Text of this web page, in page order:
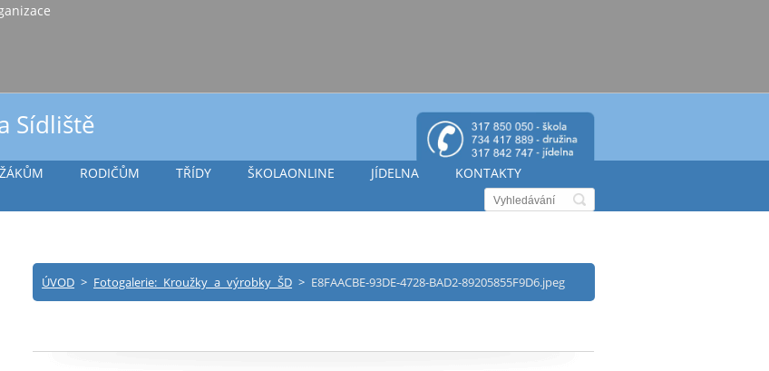
příspěvková organizace
Sídliště
ŽÁKŮM RODIČŮM TŘÍDY ŠKOLAONLINE JÍDELNA KONTAKTY
ÚVOD > Fotogalerie: Kroužky a výrobky ŠD > E8FAACBE-93DE-4728-BAD2-89205855F9D6.jpeg